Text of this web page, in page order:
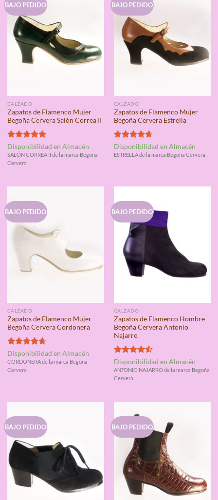
BAJO PEDIDO
CALZADO
Zapatos de Flamenco Mujer
Begoña Cervera Salón Correa II
Valorado
con5.00
de 5
Disponibilidad en Almacén
SALÓN CORREA II de la marca Begoña
Cervera
BAJO PEDIDO
CALZADO
Zapatos de Flamenco Mujer
Begoña Cervera Estrella
Valorado
con4.67
Disponibilidad en Almacén
ESTRELLA de la marca Begoña Cervera
BAJO PEDIDO
CALZADO
Zapatos de Flamenco Mujer
Begoña Cervera Cordonera
Valorado
con4.67
de 5
Disponibilidad en Almacén
CORDONERA de la marca Begoña
Cervera
BAJO PEDIDO
CALZADO
Zapatos de Flamenco Hombre
Begoña Cervera Antonio
Najarro
Valorado
con4.50
de 5
Disponibilidad en Almacén
ANTONIO NAJARRO de la marca Begoña
Cervera
BAJO PEDIDO BAJO PEDIDO